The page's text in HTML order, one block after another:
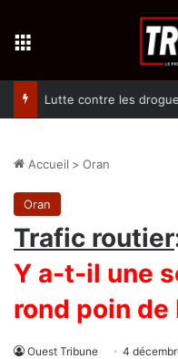
Accueil > Oran
Oran
Trafic routier
Y a-t-il une
rond poin de
Ouest Tribune 4